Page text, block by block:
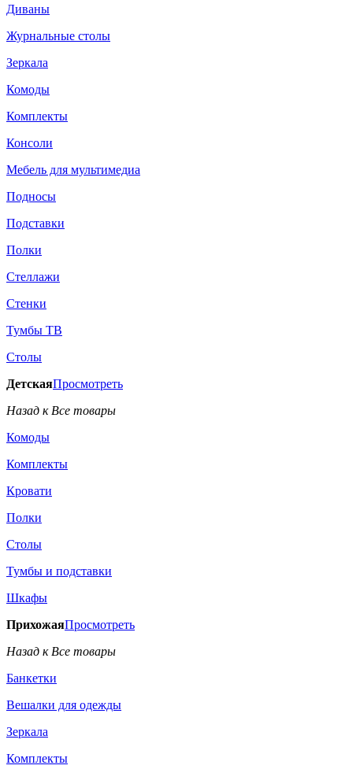
Диваны
Журнальные столы
Зеркала
Комоды
Комплекты
Консоли
Мебель для мультимедиа
Подносы
Подставки
Полки
Стеллажи
Стенки
Тумбы ТВ
Столы
ДетскаяПросмотреть
Назад к Все товары
Комоды
Комплекты
Кровати
Полки
Столы
Тумбы и подставки
Шкафы
ПрихожаяПросмотреть
Назад к Все товары
Банкетки
Вешалки для одежды
Зеркала
Комплекты